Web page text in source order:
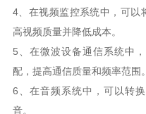
高视频质量并降低成本。
配，提高通信质量和频率范围。
音。